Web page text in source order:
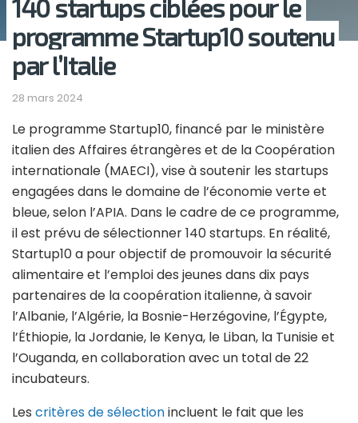
140 startups ciblées pour le
programme Startup10 soutenu
par l’Italie
28 mars 2024
Le programme Startup10, financé par le ministère
italien des Affaires étrangères et de la Coopération
internationale (MAECI), vise à soutenir les startups
engagées dans le domaine de l’économie verte et
bleue, selon l’APIA. Dans le cadre de ce programme,
il est prévu de sélectionner 140 startups. En réalité,
Startup10 a pour objectif de promouvoir la sécurité
alimentaire et l’emploi des jeunes dans dix pays
partenaires de la coopération italienne, à savoir
l’Albanie, l’Algérie, la Bosnie-Herzégovine, l’Égypte,
l’Éthiopie, la Jordanie, le Kenya, le Liban, la Tunisie et
l’Ouganda, en collaboration avec un total de 22
incubateurs.
Les critères de sélectionincluent le fait que les